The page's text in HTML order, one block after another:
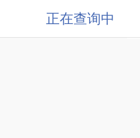
正在查询中